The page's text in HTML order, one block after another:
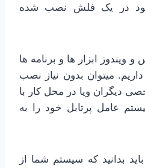
در یک فلش نصب شده
ویندوز ابزار ها و برنامه ها
میتوان بدون نیاز نصب
دیگران ویا در محل کار با
عامل پرتابل خود را به
بدانید که سیستم شما از